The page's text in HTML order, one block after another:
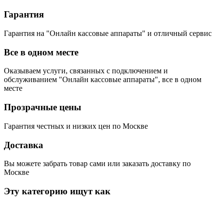
Гарантия
Гарантия на "Онлайн кассовые аппараты" и отличный сервис
Все в одном месте
Оказываем услуги, связанных с подключением и
обслуживанием "Онлайн кассовые аппараты", все в одном
месте
Прозрачные цены
Гарантия честных и низких цен по Москве
Доставка
Вы можете забрать товар сами или заказать доставку по
Москве
Эту категорию ищут как